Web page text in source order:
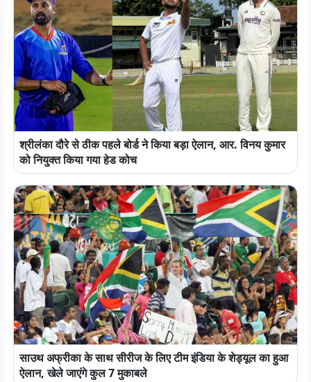
श्रीलंका दौरे से ठीक पहले बोर्ड ने किया बड़ा ऐलान, आर. विनय कुमार
को नियुक्त किया गया हेड कोच
साउथ अफ्रीका के साथ सीरीज के लिए टीम इंडिया के शेड्यूल का हुआ
ऐलान, खेले जाएंगे कुल 7 मुकाबले